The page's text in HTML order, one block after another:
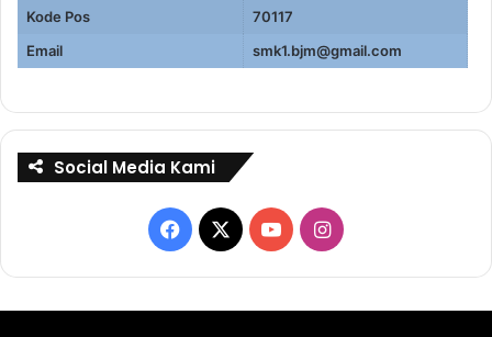
Kode Pos
70117
Email
smk1.bjm@gmail.com
Social Media Kami
Facebook
X YouTubeInstagram